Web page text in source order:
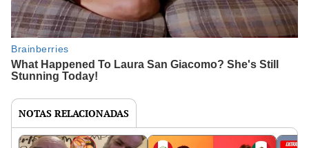
NOTAS RELACIONADAS